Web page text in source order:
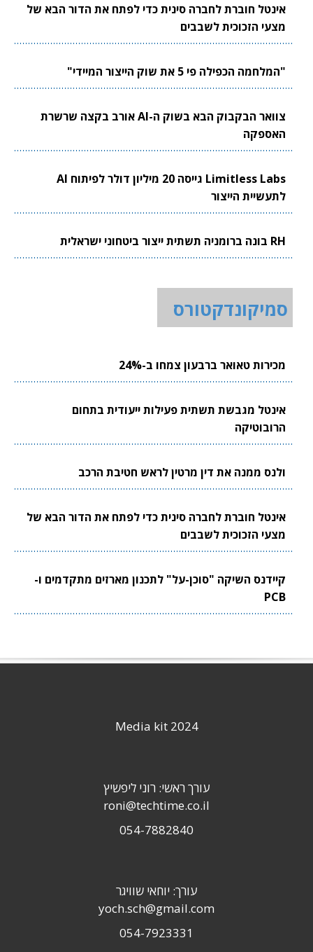
אינטל חוברת לחברה סינית כדי לפתח את הדור הבא של
מצעי הזכוכית לשבבים
"המלחמה הכפילה פי 5 את שוק הייצור המיידי"
צוואר הבקבוק הבא בשוק ה-AI אורב בקצה שרשרת
האספקה
Limitless Labs גייסה 20 מיליון דולר לפיתוח AI
לתעשיית הייצור
RH בונה ברומניה תשתית ייצור ביטחוני ישראלית
סמיקונדקטורס
מכירות טאואר ברבעון צמחו ב-24%
אינטל מגבשת תשתית פעילות ייעודית בתחום
הרובוטיקה
ולנס ממנה את דין מרטין לראש חטיבת הרכב
אינטל חוברת לחברה סינית כדי לפתח את הדור הבא של
מצעי הזכוכית לשבבים
קיידנס השיקה "סוכן-על" לתכנון מארזים מתקדמים ו-
PCB
Media kit 2024
עורך ראשי: רוני ליפשיץ
roni@techtime.co.il
054-7882840
עורך: יוחאי שוויגר
yoch.sch@gmail.com
054-7923331